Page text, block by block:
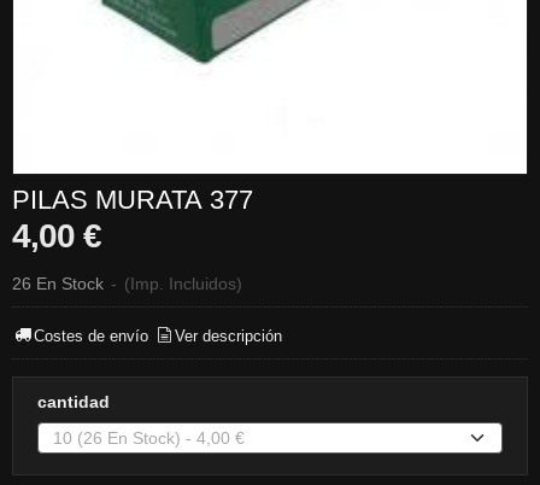
PILAS MURATA 377
4,00 €
26 En Stock - (Imp. Incluidos)
Costes de envío Ver descripción
cantidad